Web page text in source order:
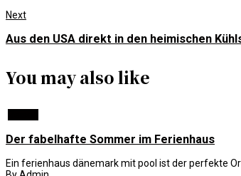
Next
Aus den USA direkt in den heimischen
You may also like
Der fabelhafte Sommer im Ferienhaus
Ein ferienhaus dänemark mit pool ist der perfekte